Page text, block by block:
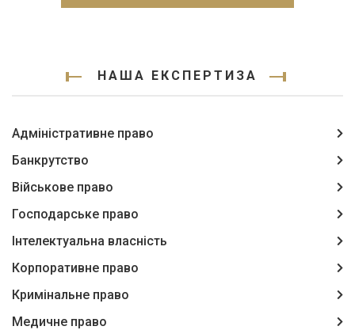
НАША ЕКСПЕРТИЗА
Адміністративне право
Банкрутство
Військове право
Господарське право
Інтелектуальна власність
Корпоративне право
Кримінальне право
Медичне право